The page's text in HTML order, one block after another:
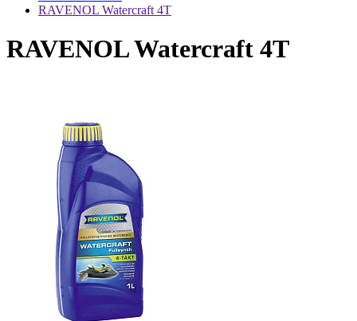
RAVENOL Watercraft 4T
RAVENOL Watercraft 4T